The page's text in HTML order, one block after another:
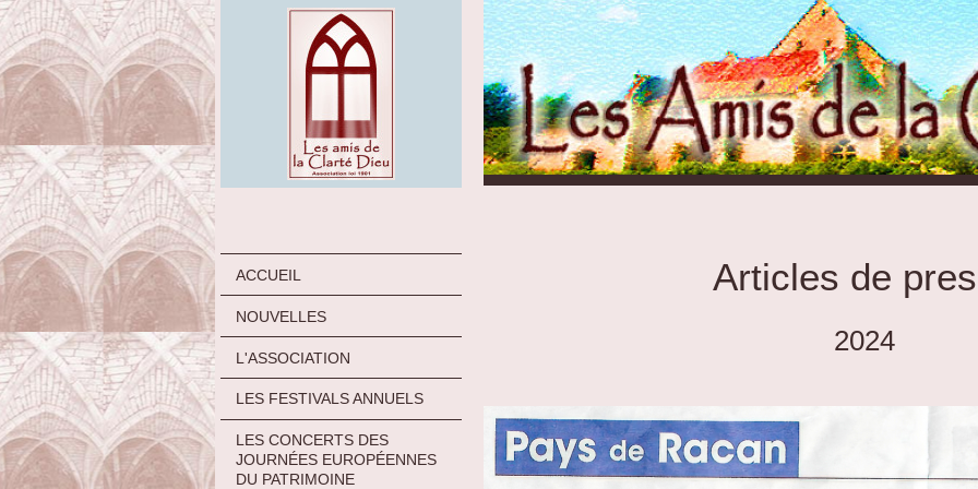
ACCUEIL
NOUVELLES
L'ASSOCIATION
LES FESTIVALS ANNUELS
LES CONCERTS DES
JOURNÉES EUROPÉENNES
DU PATRIMOINE
Articles de
2024